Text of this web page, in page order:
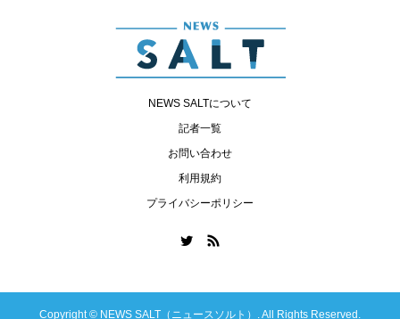
NEWS SALTについて
記者一覧
お問い合わせ
利用規約
プライバシーポリシー
Copyright © NEWS SALT（ニュースソルト）. All Rights Reserved.